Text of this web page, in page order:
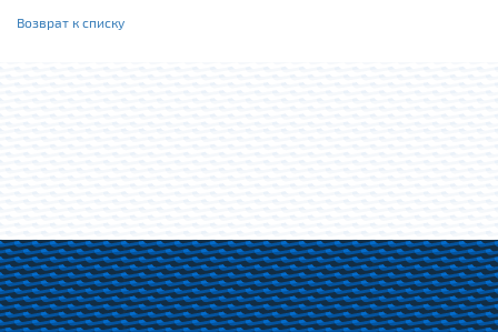
Возврат к списку